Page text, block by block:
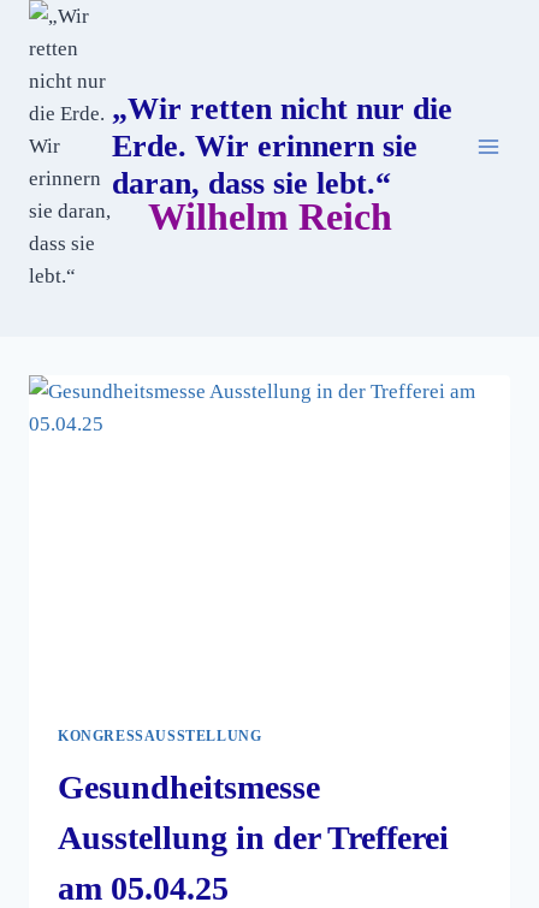
„Wir retten nicht nur die
Erde. Wir erinnern sie
daran, dass sie lebt.“
Wilhelm Reich
KONGRESSAUSSTELLUNG
Gesundheitsmesse
Ausstellung in der Trefferei
am 05.04.25